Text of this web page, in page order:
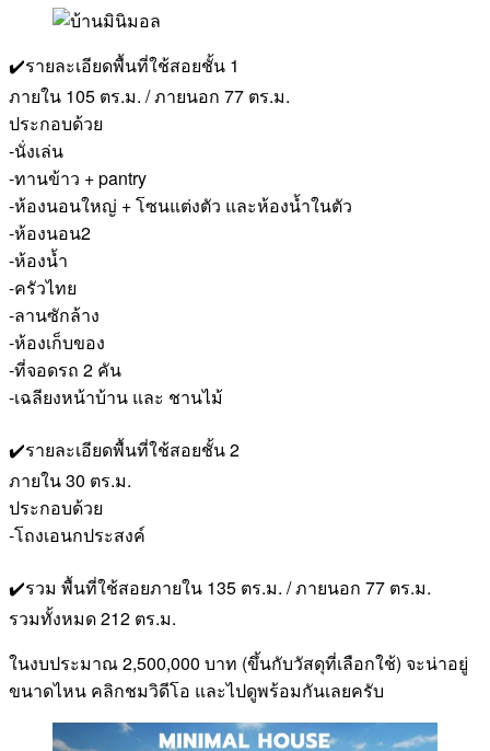
✔️รายละเอียดพื้นที่ใช้สอยชั้น 1
ภายใน 105 ตร.ม. / ภายนอก 77 ตร.ม.
ประกอบด้วย
-นั่งเล่น
-ทานข้าว + pantry
-ห้องนอนใหญ่ + โซนแต่งตัว และห้องน้ำในตัว
-ห้องนอน2
-ห้องน้ำ
-ครัวไทย
-ลานซักล้าง
-ห้องเก็บของ
-ที่จอดรถ 2 คัน
-เฉลียงหน้าบ้าน และ ชานไม้
✔️รายละเอียดพื้นที่ใช้สอยชั้น 2
ภายใน 30 ตร.ม.
ประกอบด้วย
-โถงเอนกประสงค์
✔️รวม พื้นที่ใช้สอยภายใน 135 ตร.ม. / ภายนอก 77 ตร.ม.
รวมทั้งหมด 212 ตร.ม.
ในงบประมาณ 2,500,000 บาท (ขึ้นกับวัสดุที่เลือกใช้) จะน่าอยู่
ขนาดไหน คลิกชมวิดีโอ และไปดูพร้อมกันเลยครับ